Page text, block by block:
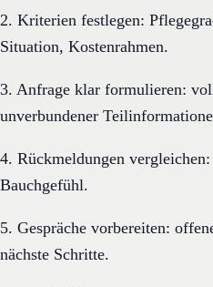
2. Kriterien festlegen:
Situation, Kostenrahmen.
3. Anfrage klar formulieren:
unverbundener
4. Rückmeldungen
Bauchgefühl.
5. Gespräche vorbereiten:
nächste Schritte.